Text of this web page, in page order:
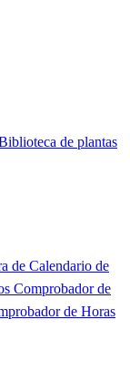
de plantas
de Calendario de
Comprobador de
de Horas